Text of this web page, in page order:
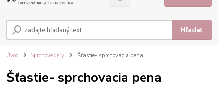
Hľadať
Úvod Sprchové gély Šťastie- sprchovacia pena
Šťastie- sprchovacia pena